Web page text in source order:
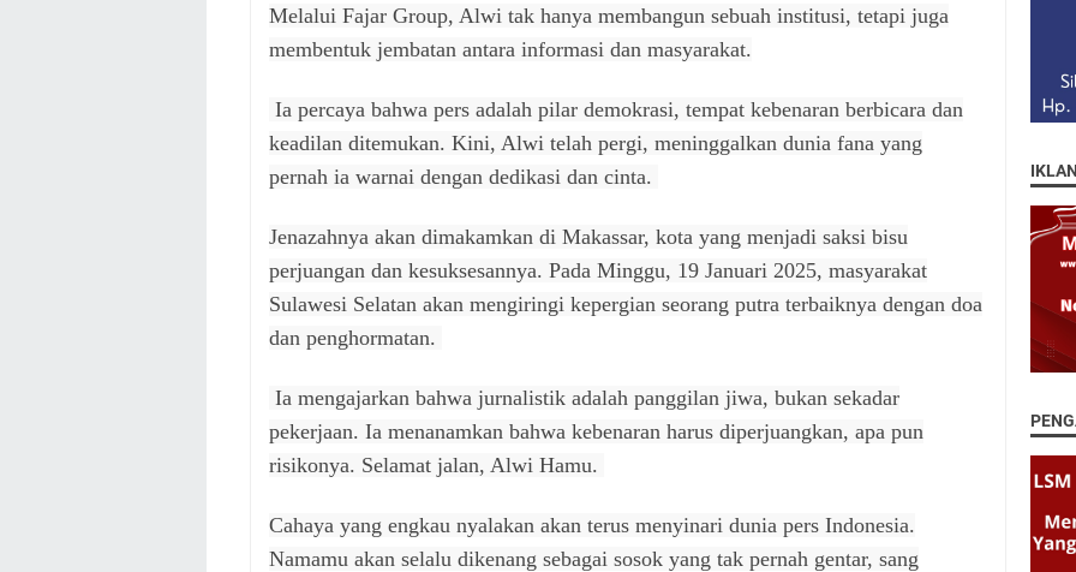
Melalui Fajar Group, Alwi tak hanya membangun sebuah institusi, tetapi juga
membentuk jembatan antara informasi dan masyarakat.
Ia percaya bahwa pers adalah pilar demokrasi, tempat kebenaran berbicara dan
keadilan ditemukan. Kini, Alwi telah pergi, meninggalkan dunia fana yang
pernah ia warnai dengan dedikasi dan cinta.
Jenazahnya akan dimakamkan di Makassar, kota yang menjadi saksi bisu
perjuangan dan kesuksesannya. Pada Minggu, 19 Januari 2025, masyarakat
Sulawesi Selatan akan mengiringi kepergian seorang putra terbaiknya dengan doa
dan penghormatan.
Ia mengajarkan bahwa jurnalistik adalah panggilan jiwa, bukan sekadar
pekerjaan. Ia menanamkan bahwa kebenaran harus diperjuangkan, apa pun
risikonya. Selamat jalan, Alwi Hamu.
Cahaya yang engkau nyalakan akan terus menyinari dunia pers Indonesia.
Namamu akan selalu dikenang sebagai sosok yang tak pernah gentar, sang